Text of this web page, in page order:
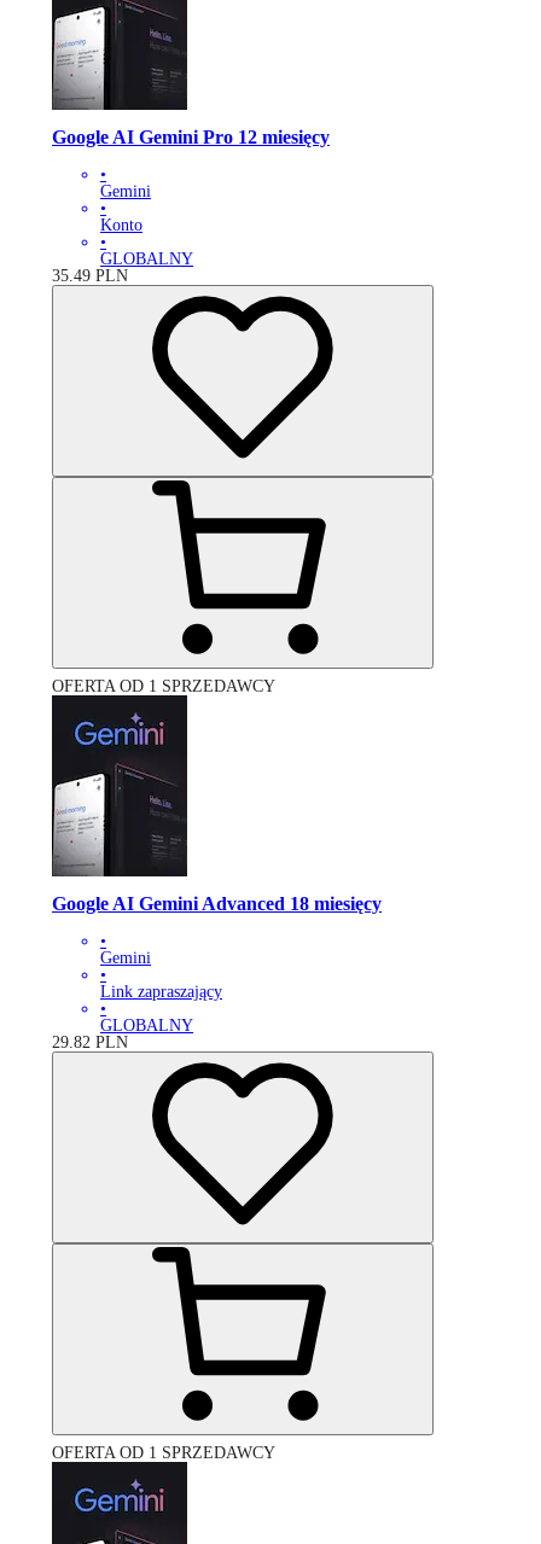
Google AI Gemini Pro 12 miesięcy
•
Gemini
•
Konto
•
GLOBALNY
35.49 PLN
OFERTA OD 1 SPRZEDAWCY
Google AI Gemini Advanced 18 miesięcy
•
Gemini
•
Link zapraszający
•
GLOBALNY
29.82 PLN
OFERTA OD 1 SPRZEDAWCY